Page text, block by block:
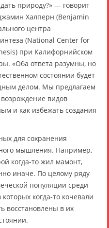
природу?» — говорит
Халперн (Benjamin
центра
(National Center for
при Калифорнийском
«Оба ответа разумны, но
состоянии будет
делом. Мы предлагаем
видов
и как избежать создания
для сохранения
мышления. Например,
когда-то жил мамонт,
иначе. По целому ряду
популяции среди
когда-то кочевали
восстановлены в их